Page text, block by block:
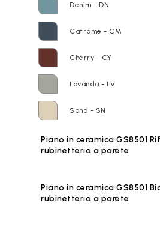
Denim - DN
Catrame - CM
Cherry - CY
Lavanda - LV
Sand - SN
Piano in ceramica GS8501
rubinetteria a parete
Piano in ceramica GS8501
rubinetteria a parete